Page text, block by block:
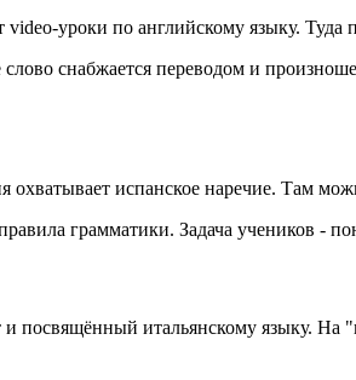
уроки по английскому языку.
снабжается переводом и
испанское наречие. Там
грамматики. Задача учеников -
и посвящённый итальянскому языку.